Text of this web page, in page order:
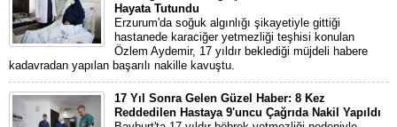
Hayata Tutundu
Erzurum'da soğuk algınlığı şikayetiyle gittiği
hastanede karaciğer yetmezliği teşhisi konulan
Özlem Aydemir, 17 yıldır beklediği müjdeli habere
kadavradan yapılan başarılı nakille kavuştu.
17 Yıl Sonra Gelen Güzel Haber: 8 Kez
Reddedilen Hastaya 9'uncu Çağrıda Nakil Yapıldı